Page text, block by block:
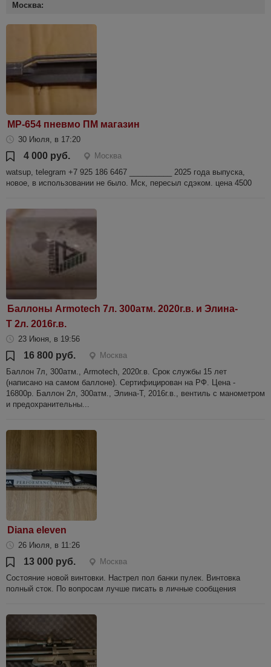
Москва:
МР-654 пневмо ПМ магазин
30 Июля, в 17:20
4 000 руб.
Москва
watsup, telegram +7 925 186 6467 __________ 2025 года выпуска,
новое, в использовании не было. Мск, пересыл сдэком. цена 4500
Баллоны Armotech 7л. 300атм. 2020г.в. и Элина-
Т 2л. 2016г.в.
23 Июня, в 19:56
16 800 руб.
Москва
Баллон 7л, 300атм., Armotech, 2020г.в. Срок службы 15 лет
(написано на самом баллоне). Сертифицирован на РФ. Цена -
16800р. Баллон 2л, 300атм., Элина-Т, 2016г.в., вентиль с манометром
и предохранительны...
Diana eleven
26 Июля, в 11:26
13 000 руб.
Москва
Состояние новой винтовки. Настрел пол банки пулек. Винтовка
полный сток. По вопросам лучше писать в личные сообщения